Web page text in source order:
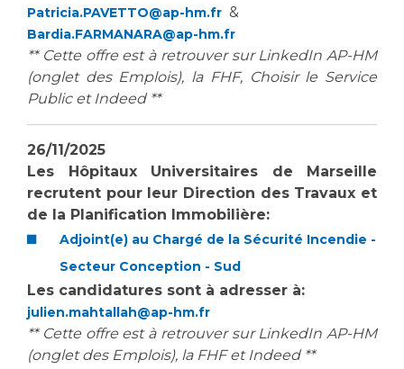
Patricia.PAVETTO@ap-hm.fr &
Bardia.FARMANARA@ap-hm.fr
** Cette offre est à retrouver sur LinkedIn AP-HM
(onglet des Emplois), la FHF, Choisir le Service
Public et Indeed **
26/11/2025
Les Hôpitaux Universitaires de Marseille
recrutent pour leur Direction des Travaux et
de la Planification Immobilière:
Adjoint(e) au Chargé de la Sécurité Incendie -
Secteur Conception - Sud
Les candidatures sont à adresser à:
julien.mahtallah@ap-hm.fr
** Cette offre est à retrouver sur LinkedIn AP-HM
(onglet des Emplois), la FHF et Indeed **